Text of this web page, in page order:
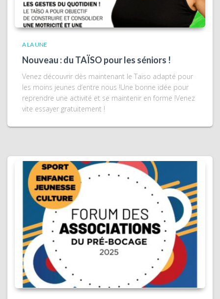
A LA UNE
Nouveau : du TAÏSO pour les séniors !
Venez découvrir dès maintenant le Taïso adapté pour
les moins jeunes d’entre nous !Une bonne idée pour
reprendre une activité et se maintenir en forme !Venez
vite essayer gratuitement !